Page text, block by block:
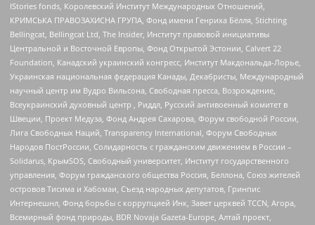
IStories fonds, Королевский Институт Международных Отношений,
КРИМСЬКА ПРАВОЗАХИСНА ГРУПА, Фонд имени Генриха Бёлля, Stichting
Bellingcat, Bellingcat Ltd, The Insider, Институт правовой инициативы
Центральной и Восточной Европы, Фонд Открытой Эстонии, Calvert 22
Foundation, Канадский украинский конгресс, Институт Макдональда-Лорье,
Украинская национальная федерация Канады, Декабристы, Международный
научный центр им Вудро Вильсона, Свободная пресса, Возрождение,
Всеукраинский духовный центр , Риддл, Русский антивоенный комитет в
Швеции, Проект Медуза, Фонд Андрея Сахарова, Форум свободной России,
Лига Свободных Наций, Transparеncy International, Форум Свободных
Народов ПостРоссии, Солидарность с гражданским движением в России –
Solidarus, КрымSOS, Свободный университет, Институт государственного
управления, Форум гражданского общества Россия, Беллона, Союз жителей
островов Тисима и Хабомаи, Съезд народных депутатов, Гринпис
Интернешнл, Фонд борьбы с коррупцией Инк, Завет церквей TCCN, Агора,
Всемирный фонд природы, BDR Novaja Gazeta-Europe, Алтай проект,